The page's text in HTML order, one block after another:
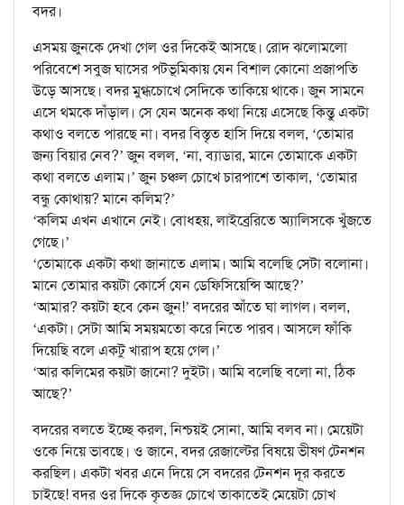
বদর।
এসময় জুনকে দেখা গেল ওর দিকেই আসছে। রোদ ঝলোমলো
পরিবেশে সবুজ ঘাসের পটভূমিকায় যেন বিশাল কোনো প্রজাপতি
উড়ে আসছে। বদর মুগ্ধচোখে সেদিকে তাকিয়ে থাকে। জুন সামনে
এসে থমকে দাঁড়াল। সে যেন অনেক কথা নিয়ে এসেছে কিন্তু একটা
কথাও বলতে পারছে না। বদর বিস্তৃত হাসি দিয়ে বলল, ‘তোমার
জন্য বিয়ার নেব?’ জুন বলল, ‘না, ব্যাডার, মানে তোমাকে একটা
কথা বলতে এলাম।’ জুন চঞ্চল চোখে চারপাশে তাকাল, ‘তোমার
বন্ধু কোথায়? মানে কলিম?’
‘কলিম এখন এখানে নেই। বোধহয়, লাইব্রেরিতে অ্যালিসকে খুঁজতে
গেছে।’
‘তোমাকে একটা কথা জানাতে এলাম। আমি বলেছি সেটা বলোনা।
মানে তোমার কয়টা কোর্সে যেন ডেফিসিয়েন্সি আছে?’
‘আমার? কয়টা হবে কেন জুন!’ বদরের আঁতে ঘা লাগল। বলল,
‘একটা। সেটা আমি সময়মতো করে নিতে পারব। আসলে ফাঁকি
দিয়েছি বলে একটু খারাপ হয়ে গেল।’
‘আর কলিমের কয়টা জানো? দুইটা। আমি বলেছি বলো না, ঠিক
আছে?’
বদরের বলতে ইচ্ছে করল, নিশ্চয়ই সোনা, আমি বলব না। মেয়েটা
ওকে নিয়ে ভাবছে। ও জানে, বদর রেজাল্টের বিষয়ে ভীষণ টেনশন
করছিল। একটা খবর এনে দিয়ে সে বদরের টেনশন দূর করতে
চাইছে! বদর ওর দিকে কৃতজ্ঞ চোখে তাকাতেই মেয়েটা চোখ